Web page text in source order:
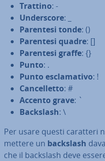
Trattino: -
Un­der­sco­re: _
Parentesi tonde: ()
Parentesi quadre: []
Parentesi graffe: {}
Punto: .
Punto escla­ma­ti­vo: !
Can­cel­let­to: #
Accento grave: `
Backslash: \
Per usare questi caratteri
mettere un backslash
che il backslash deve